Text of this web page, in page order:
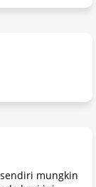
mungkin